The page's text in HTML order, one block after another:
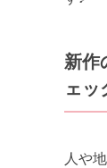
新作
ェ
人や